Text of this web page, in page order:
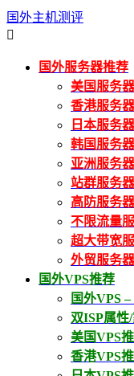
国外主机测评

国外服务器推荐
美国服务器
香港服务
日本服务器
韩国服务器
亚洲服务器
站群服务器
高防服务器
不限流量
超大带宽
外贸服务器
国外VPS推荐
国外VPS
双ISP属性
美国VPS
香港VPS